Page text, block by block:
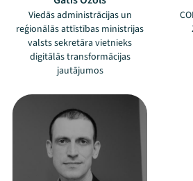
Viedās administrācijas un
reģionālās attīstības ministrijas
valsts sekretāra vietnieks
digitālās transformācijas
jautājumos